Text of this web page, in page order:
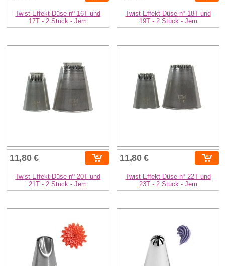
Twist-Effekt-Düse nº 16T und
17T - 2 Stück - Jem
Twist-Effekt-Düse nº 18T und
19T - 2 Stück - Jem
11,80 €
Twist-Effekt-Düse nº 20T und
21T - 2 Stück - Jem
11,80 €
Twist-Effekt-Düse nº 22T und
23T - 2 Stück - Jem